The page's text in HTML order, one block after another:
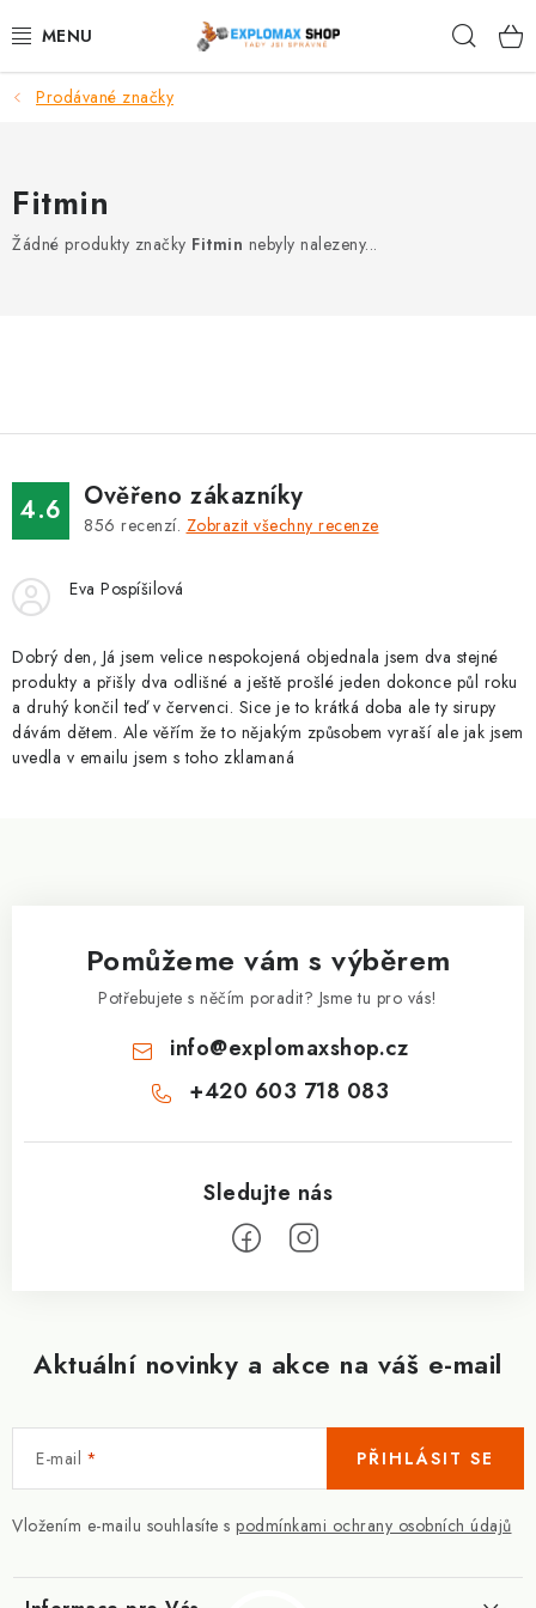
na
%AKCE
ZNAČKY
Kontakty Slovník pojmů
Podmínky ochrany osobních údajů
Doprava a platba
Slevový systém
Vše o nákupu
Prodávané značky
Fitmin
Žádné produkty značky Fitmin nebyly nalezeny...
4.6 Ověřeno zákazníky
856 recenzí. Zobrazit všechny recenze
Eva Pospíšilová
Dobrý den, Já jsem velice nespokojená objednala jsem dva stejné
produkty a přišly dva odlišné a ještě prošlé jeden dokonce půl roku
a druhý končil teď v červenci. Sice je to krátká doba ale ty sirupy
dávám dětem. Ale věřím že to nějakým způsobem vyraší ale jak jsem
uvedla v emailu jsem s toho zklamaná
Aktuální novinky a akce na váš e-mail
E-mail
Vložením e-mailu souhlasíte s podmínkami ochrany osobních údajů
PŘIHLÁSIT SE
Pomůžeme vám s výběrem
Potřebujete s něčím poradit? Jsme tu pro vás!
info@explomaxshop.cz
+420 603 718 083